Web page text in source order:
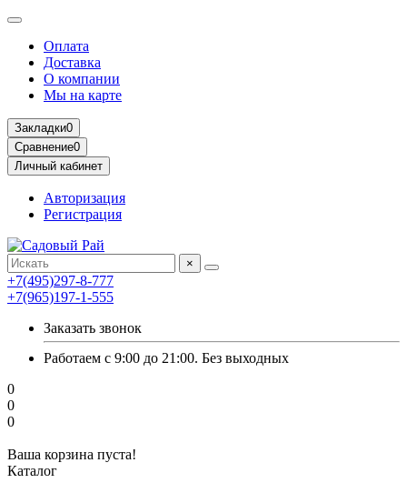
Оплата
Доставка
О компании
Мы на карте
Закладки0
Сравнение0
Личный кабинет
Авторизация
Регистрация
×
+7(495)297-8-777
+7(965)197-1-555
Заказать звонок
Работаем с 9:00 до 21:00. Без выходных
0
0
0
Ваша корзина пуста!
Каталог